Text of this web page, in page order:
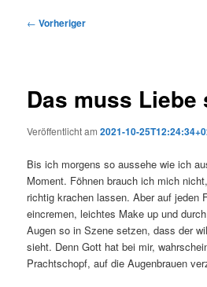
Beitragsnavigation
← Vorheriger
Das muss Liebe
Veröffentlicht am2021-10-
Bis ich morgens so aussehe wie ich
Moment. Föhnen brauch ich mich
richtig krachen lassen. Aber auf jeden
eincremen, leichtes Make up und
Augen so in Szene setzen, dass der
sieht. Denn Gott hat bei mir,
Prachtschopf, auf die Augenbrauen